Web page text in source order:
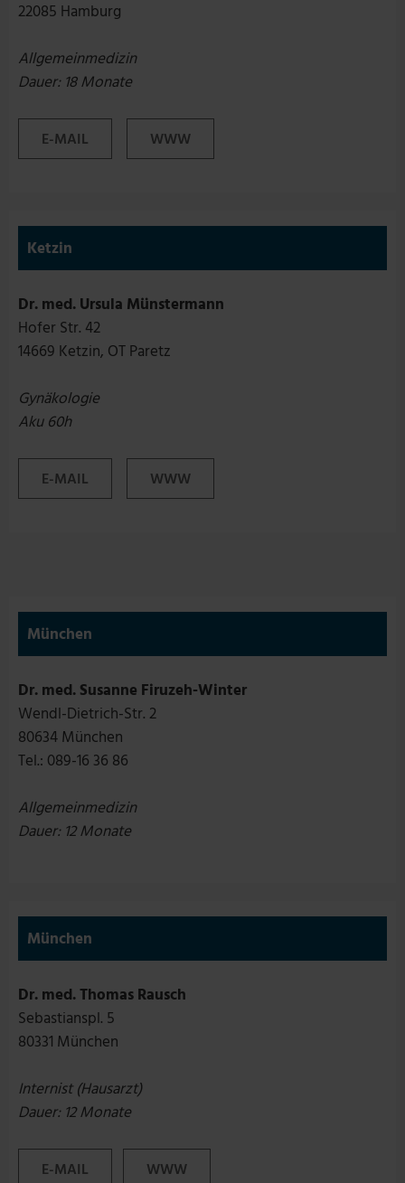
22085 Hamburg
Allgemeinmedizin
Dauer: 18 Monate
E-MAIL WWW
Ketzin
Dr. med. Ursula Münstermann
Hofer Str. 42
14669 Ketzin, OT Paretz
Gynäkologie
Aku 60h
E-MAIL WWW
München
Dr. med. Susanne Firuzeh-Winter
Wendl-Dietrich-Str. 2
80634 München
Tel.: 089-16 36 86
Allgemeinmedizin
Dauer: 12 Monate
München
Dr. med. Thomas Rausch
Sebastianspl. 5
80331 München
Internist (Hausarzt)
Dauer: 12 Monate
E-MAIL WWW